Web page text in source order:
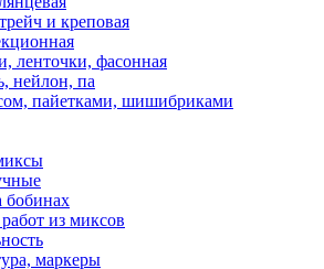
и креповая
ленточки, фасонная
нейлон, па
пайетками, шишибриками
из миксов
маркеры